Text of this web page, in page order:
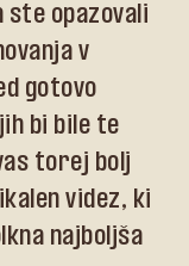
ste opazovali
v
gotovo
bi bile te
torej bolj
videz, ki
najboljša